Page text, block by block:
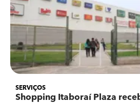
SERVIÇOS
Shopping Itaboraí Plaza